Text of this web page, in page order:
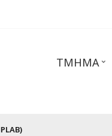
ΤΜΉΜΑ